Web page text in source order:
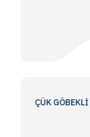
GÖBEKLİ )